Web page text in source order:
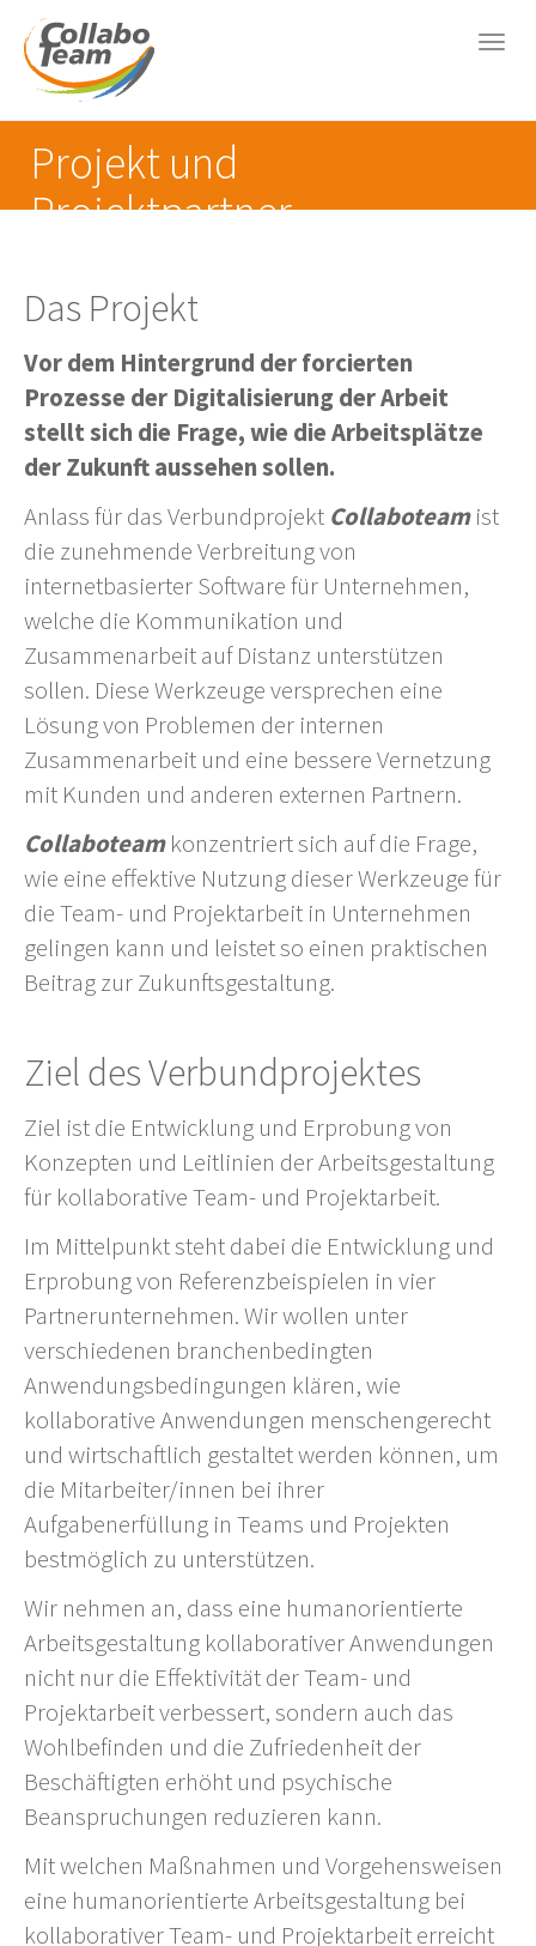
Projekt und
Projektpartner
Das Projekt
Vor dem Hintergrund der forcierten
Prozesse der Digitalisierung der Arbeit
stellt sich die Frage, wie die Arbeitsplätze
der Zukunft aussehen sollen.
Anlass für das Verbundprojekt Collaboteamist
die zunehmende Verbreitung von
internetbasierter Software für Unternehmen,
welche die Kommunikation und
Zusammenarbeit auf Distanz unterstützen
sollen. Diese Werkzeuge versprechen eine
Lösung von Problemen der internen
Zusammenarbeit und eine bessere Vernetzung
mit Kunden und anderen externen Partnern.
Collaboteamkonzentriert sich auf die Frage,
wie eine effektive Nutzung dieser Werkzeuge für
die Team- und Projektarbeit in Unternehmen
gelingen kann und leistet so einen praktischen
Beitrag zur Zukunftsgestaltung.
Ziel des Verbundprojektes
Ziel ist die Entwicklung und Erprobung von
Konzepten und Leitlinien der Arbeitsgestaltung
für kollaborative Team- und Projektarbeit.
Im Mittelpunkt steht dabei die Entwicklung und
Erprobung von Referenzbeispielen in vier
Partnerunternehmen. Wir wollen unter
verschiedenen branchenbedingten
Anwendungsbedingungen klären, wie
kollaborative Anwendungen menschengerecht
und wirtschaftlich gestaltet werden können, um
die Mitarbeiter/innen bei ihrer
Aufgabenerfüllung in Teams und Projekten
bestmöglich zu unterstützen.
Wir nehmen an, dass eine humanorientierte
Arbeitsgestaltung kollaborativer Anwendungen
nicht nur die Effektivität der Team- und
Projektarbeit verbessert, sondern auch das
Wohlbefinden und die Zufriedenheit der
Beschäftigten erhöht und psychische
Beanspruchungen reduzieren kann.
Mit welchen Maßnahmen und Vorgehensweisen
eine humanorientierte Arbeitsgestaltung bei
kollaborativer Team- und Projektarbeit erreicht